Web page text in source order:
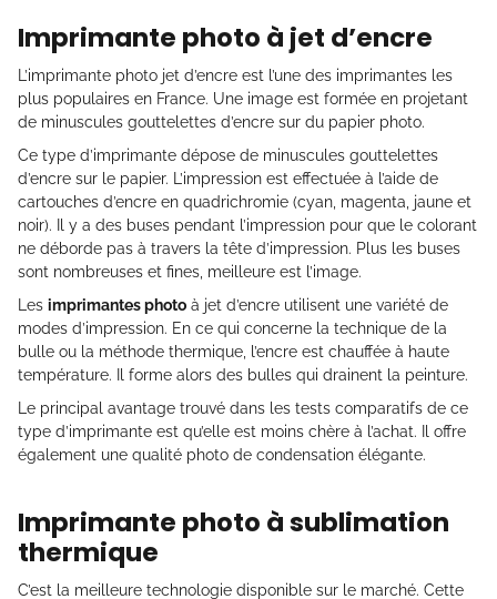
Imprimante photo à jet d’encre
L’imprimante photo jet d’encre est l’une des imprimantes les
plus populaires en France. Une image est formée en projetant
de minuscules gouttelettes d’encre sur du papier photo.
Ce type d’imprimante dépose de minuscules gouttelettes
d’encre sur le papier. L’impression est effectuée à l’aide de
cartouches d’encre en quadrichromie (cyan, magenta, jaune et
noir). Il y a des buses pendant l’impression pour que le colorant
ne déborde pas à travers la tête d’impression. Plus les buses
sont nombreuses et fines, meilleure est l’image.
Les imprimantes photo à jet d’encre utilisent une variété de
modes d’impression. En ce qui concerne la technique de la
bulle ou la méthode thermique, l’encre est chauffée à haute
température. Il forme alors des bulles qui drainent la peinture.
Le principal avantage trouvé dans les tests comparatifs de ce
type d’imprimante est qu’elle est moins chère à l’achat. Il offre
également une qualité photo de condensation élégante.
Imprimante photo à sublimation
thermique
C’est la meilleure technologie disponible sur le marché. Cette